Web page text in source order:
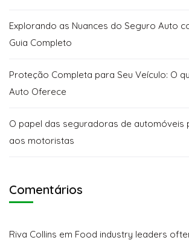
Explorando as Nuances do Seguro Auto
Guia Completo
Proteção Completa para Seu Veículo: O
Auto Oferece
O papel das seguradoras de automóveis
aos motoristas
Comentários
Riva Collins em Food industry leaders